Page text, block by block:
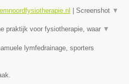
Screenshot ▼
praktijk voor fysiotherapie, waar ▼
lymfedrainage, sporters